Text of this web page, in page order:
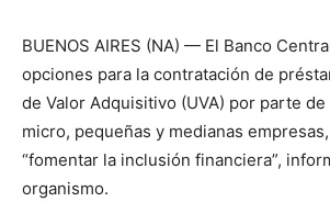
BUENOS AIRES (NA) — El Banco
opciones para la contratación de
de Valor Adquisitivo (UVA) por parte
micro, pequeñas y medianas
“fomentar la inclusión financiera”,
organismo.